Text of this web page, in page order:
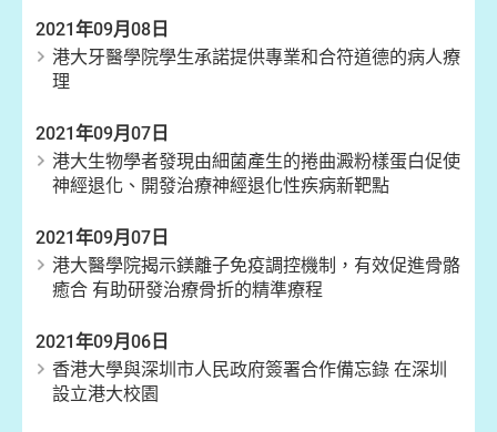
2021年09月08日
港大牙醫學院學生承諾提供專業和合符道德的病人療
理
2021年09月07日
港大生物學者發現由細菌產生的捲曲澱粉樣蛋白促使
神經退化、開發治療神經退化性疾病新靶點
2021年09月07日
港大醫學院揭示鎂離子免疫調控機制，有效促進骨骼
癒合 有助研發治療骨折的精準療程
2021年09月06日
香港大學與深圳市人民政府簽署合作備忘錄 在深圳
設立港大校園